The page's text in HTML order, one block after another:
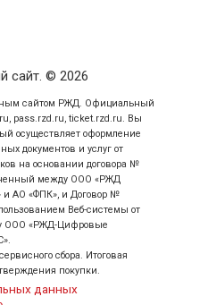
сайт. © 2026
сайтом РЖД. Официальный
pass.rzd.ru, ticket.rzd.ru. Вы
осуществляет оформление
документов и услуг от
на основании договора №
между ООО «РЖД
АО «ФПК», и Договор №
Веб-системы от
ООО «РЖД-Цифровые
сбора. Итоговая
покупки.
данных